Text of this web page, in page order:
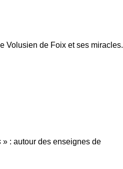
Volusien de Foix et ses miracles.
» : autour des enseignes de